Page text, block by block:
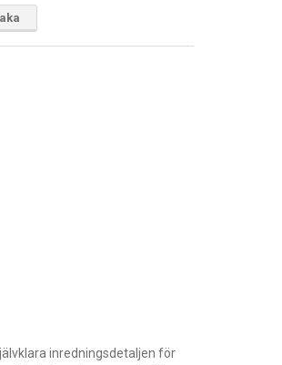
inredningsdetaljen för